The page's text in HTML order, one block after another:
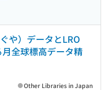
や）データとLRO
全球標高データ精
Other Libraries in Japan